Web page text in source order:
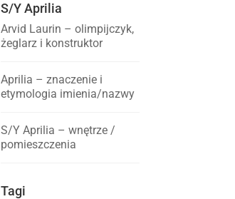
S/Y Aprilia
Arvid Laurin – olimpijczyk,
żeglarz i konstruktor
Aprilia – znaczenie i
etymologia imienia/nazwy
S/Y Aprilia – wnętrze /
pomieszczenia
Tagi